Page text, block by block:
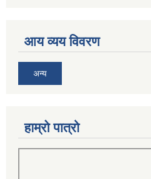
आय व्यय विवरण
अन्य
हाम्रो पात्रो